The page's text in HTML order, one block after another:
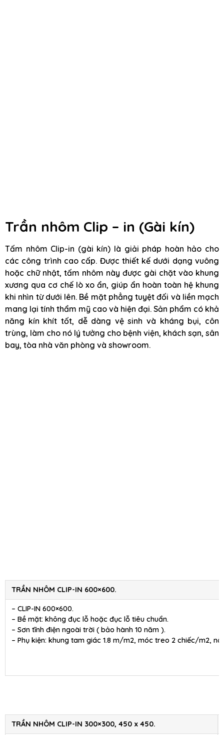
Trần nhôm Clip – in (Gài kín)
Tấm nhôm Clip-in (gài kín) là giải pháp hoàn hảo cho
các công trình cao cấp. Được thiết kế dưới dạng vuông
hoặc chữ nhật, tấm nhôm này được gài chặt vào khung
xương qua cơ chế lò xo ẩn, giúp ẩn hoàn toàn hệ khung
khi nhìn từ dưới lên. Bề mặt phẳng tuyệt đối và liền mạch
mang lại tính thẩm mỹ cao và hiện đại. Sản phẩm có khả
năng kín khít tốt, dễ dàng vệ sinh và kháng bụi, côn
trùng, làm cho nó lý tưởng cho bệnh viện, khách sạn, sân
bay, tòa nhà văn phòng và showroom.
TRẦN NHÔM CLIP-IN 600×600.
– CLIP-IN 600×600.
– Bề mặt: không đục lỗ hoặc đục lỗ tiêu chuẩn.
– Sơn tĩnh điện ngoài trời ( bảo hành 10 năm ).
– Phụ kiện: khung tam giác 1.8 m/m2, móc treo 2 chiếc/m2,
TRẦN NHÔM CLIP-IN 300×300, 450 x 450.